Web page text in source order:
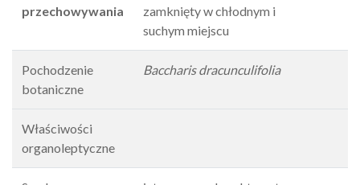
przechowywania
zamknięty w chłodnym i
suchym miejscu
Pochodzenie
botaniczne
Baccharis dracunculifolia
Właściwości
organoleptyczne